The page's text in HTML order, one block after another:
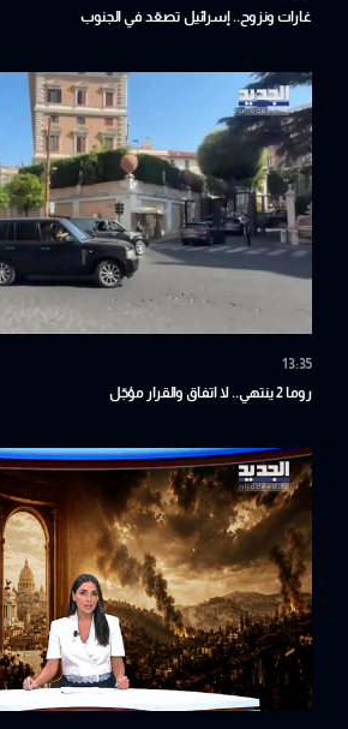
غارات ونزوح.. إسرائيل تصعّد في الجنوب
13:35
روما 2 ينتهي.. لا اتفاق والقرار مؤجّل